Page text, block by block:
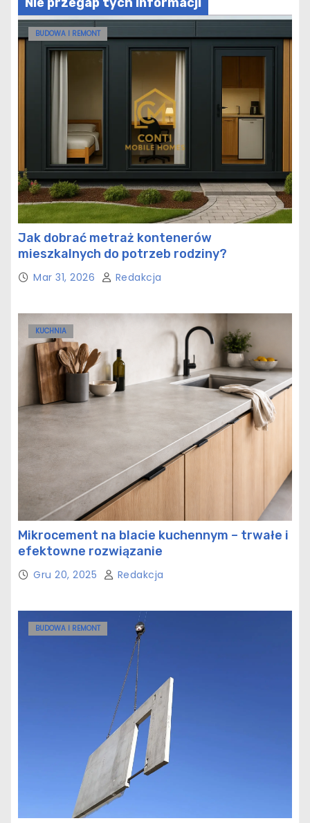
BUDOWA I REMONT
Jak dobrać metraż kontenerów
mieszkalnych do potrzeb rodziny?
Mar 31, 2026 Redakcja
KUCHNIA
Mikrocement na blacie kuchennym – trwałe i
efektowne rozwiązanie
Gru 20, 2025 Redakcja
BUDOWA I REMONT